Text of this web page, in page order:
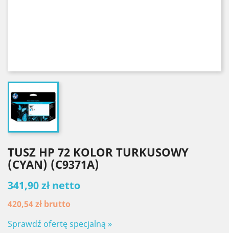
TUSZ HP 72 KOLOR TURKUSOWY
(CYAN) (C9371A)
341,90 zł netto
420,54 zł brutto
Sprawdź ofertę specjalną »